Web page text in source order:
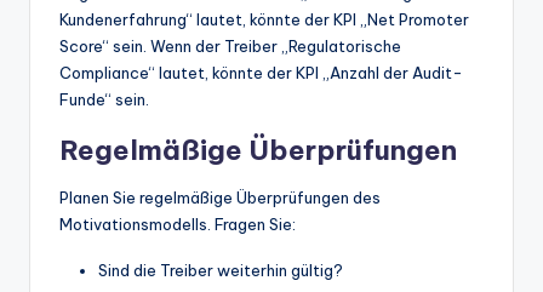
Kundenerfahrung“ lautet, könnte der KPI „Net Promoter
Score“ sein. Wenn der Treiber „Regulatorische
Compliance“ lautet, könnte der KPI „Anzahl der Audit-
Funde“ sein.
Regelmäßige Überprüfungen
Planen Sie regelmäßige Überprüfungen des
Motivationsmodells. Fragen Sie:
Sind die Treiber weiterhin gültig?